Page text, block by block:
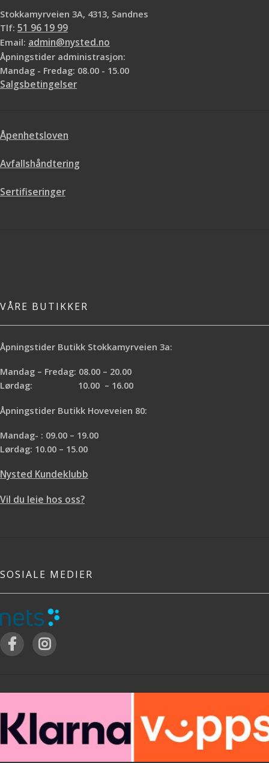
Stokkamyrveien 3A, 4313, Sandnes
Tlf: 51 96 19 99
Email: admin@nysted.no
Åpningstider administrasjon:
Mandag - Fredag: 08.00 - 15.00
Salgsbetingelser
Åpenhetsloven
Avfallshåndtering
Sertifiseringer
VÅRE BUTIKKER
Åpningstider Butikk Stokkamyrveien 3a:
Mandag – Fredag: 08.00 – 20.00
Lørdag: 10.00 – 16.00
Åpningstider Butikk Hoveveien 80:
Mandag- : 09.00 – 19.00
Lørdag: 10.00 – 15.00
Nysted Kundeklubb
Vil du leie hos oss?
SOSIALE MEDIER